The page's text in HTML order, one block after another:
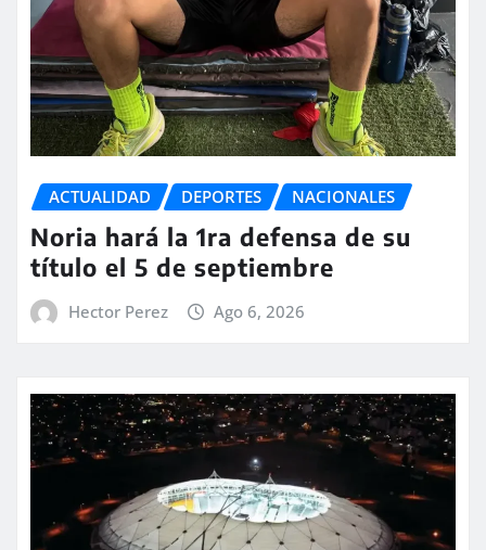
ACTUALIDAD DEPORTES NACIONALES
Noria hará la 1ra defensa de su
título el 5 de septiembre
Hector Perez Ago 6, 2026